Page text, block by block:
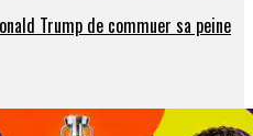
Trump de commuer sa peine